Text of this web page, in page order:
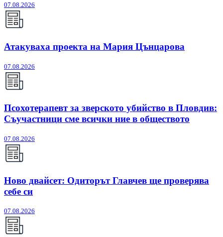
07.08.2026
Атакуваха проекта на Мария Цънцарова
07.08.2026
Псохотерапевт за зверското убийство в Пловдив:
Съучастници сме всички ние в обществото
07.08.2026
Ново двайсет: Одиторът Главчев ще проверява
себе си
07.08.2026